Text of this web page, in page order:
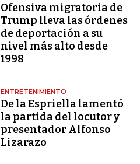
Ofensiva migratoria de
Trump lleva las órdenes
de deportación a su
nivel más alto desde
1998
ENTRETENIMIENTO
De la Espriella lamentó
la partida del locutor y
presentador Alfonso
Lizarazo